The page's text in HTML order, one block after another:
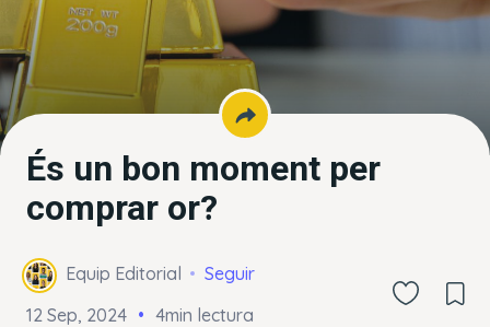
És un bon moment per
comprar or?
Equip Editorial
Seguir
12 Sep, 2024
4min lectura